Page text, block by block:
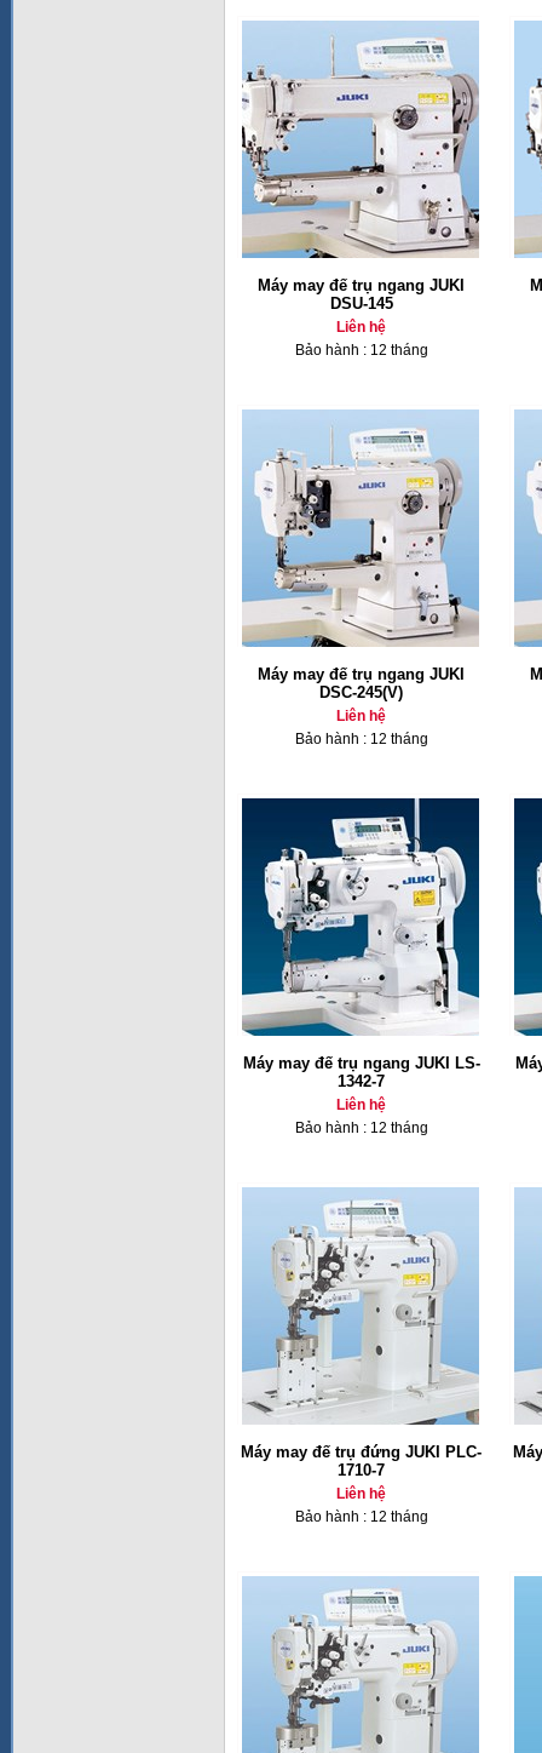
Máy may đế trụ ngang JUKI
DSU-145
Liên hệ
Bảo hành : 12 tháng
Máy may đế trụ ngang JUKI
DSC-245(V)
Liên hệ
Bảo hành : 12 tháng
Máy may đế trụ ngang JUKI LS-
1342-7
Liên hệ
Bảo hành : 12 tháng
Máy may đế trụ đứng JUKI PLC-
1710-7
Liên hệ
Bảo hành : 12 tháng